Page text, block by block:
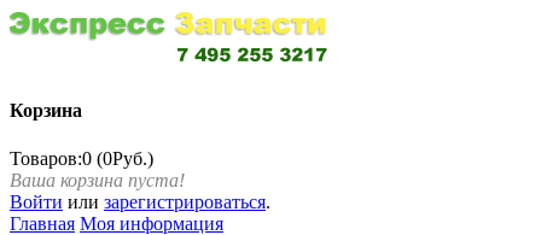
Корзина
Товаров:0 (0Руб.)
Ваша корзина пуста!
Войти или зарегистрироваться.
Главная Моя информация